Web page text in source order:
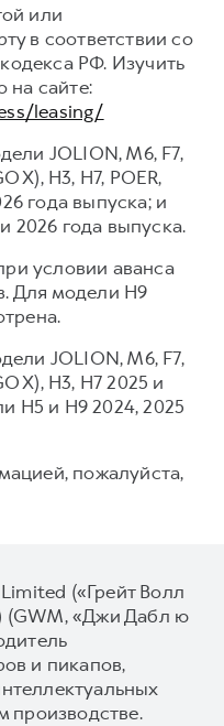
или
в соответствии со
РФ. Изучить
на сайте:
leasing/
JOLION, M6, F7,
X), H3, H7, POER,
года выпуска; и
2026 года выпуска.
условии аванса
Для модели H9
JOLION, M6, F7,
X), H3, H7 2025 и
H5 и H9 2024, 2025
пожалуйста,
(«Грейт Волл
«Джи Дабл ю
и пикапов,
производстве.